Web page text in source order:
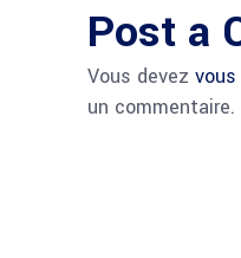
Post a
Vous devez
un commentaire.